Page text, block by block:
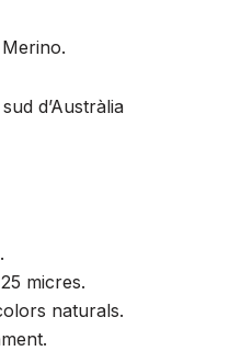
d’Austràlia
micres.
naturals.